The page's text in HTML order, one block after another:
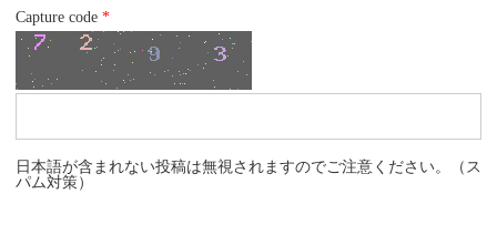
Capture code *
日本語が含まれない投稿は無視されますのでご注意ください。（ス
パム対策）